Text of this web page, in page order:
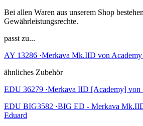
Bei allen Waren aus unserem Shop
Gewährleistungsrechte.
passt zu...
AY 13286 ·Merkava Mk.IID von
ähnliches Zubehör
EDU 36279 ·Merkava IID [Academy] von
EDU BIG3582 ·BIG ED - Merkava
Eduard